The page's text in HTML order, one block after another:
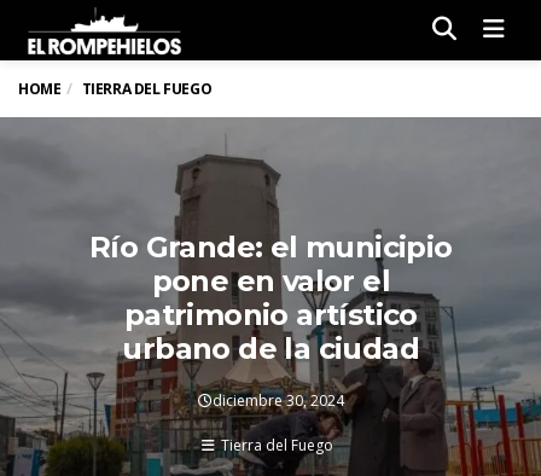
HOME TIERRA DEL FUEGO
Río Grande: el municipio
pone en valor el
patrimonio artístico
urbano de la ciudad
diciembre 30, 2024
Tierra del Fuego